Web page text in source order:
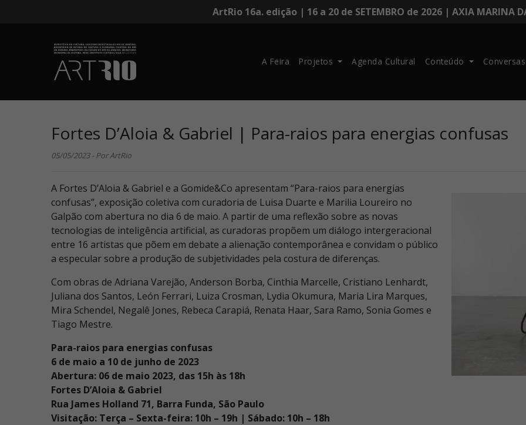
ArtRio 16a. edição | 16 a 20 de SETEMBRO de 2026 | AXIA MARINA
A Feira Projetos Agenda Cultural Conteúdo Conversas
Fortes D’Aloia & Gabriel | Para-raios para energias confusas
05/05/2023 - Por ArtRio
A Fortes D’Aloia & Gabriel e a Gomide&Co apresentam “Para-raios para energias
confusas”, exposição coletiva com curadoria de Luisa Duarte e Marilia Loureiro no
Galpão com abertura no dia 6 de maio. A partir de uma reflexão sobre as novas
tecnologias de inteligência artificial, as curadoras propõem um diálogo intergeracional
entre 16 artistas que põem em debate a alienação contemporânea e convidam o público
a especular sobre a produção de subjetividades pela costura de diferenças.
Com obras de Adriana Varejão, Anderson Borba, Cinthia Marcelle, Cristiano Lenhardt,
Juliana dos Santos, León Ferrari, Luiza Crosman, Lydia Okumura, Maria Lira Marques,
Mira Schendel, Negalê Jones, Rebeca Carapiá, Renata Haar, Sara Ramo, Sonia Gomes e
Tiago Mestre.
Para-raios para energias confusas
6 de maio a 10 de junho de 2023
Abertura: 06 de maio 2023, das 15h às 18h
Fortes D’Aloia & Gabriel
Rua James Holland 71, Barra Funda, São Paulo
Visitação: Terça – Sexta-feira: 10h – 19h | Sábado: 10h – 18h